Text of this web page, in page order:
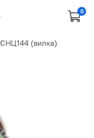
0
СНЦ144 (вилка)